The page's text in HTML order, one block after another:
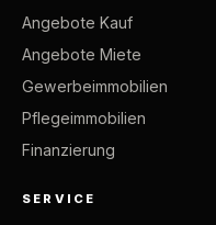
Angebote Kauf
Angebote Miete
Gewerbeimmobilien
Pflegeimmobilien
Finanzierung
SERVICE